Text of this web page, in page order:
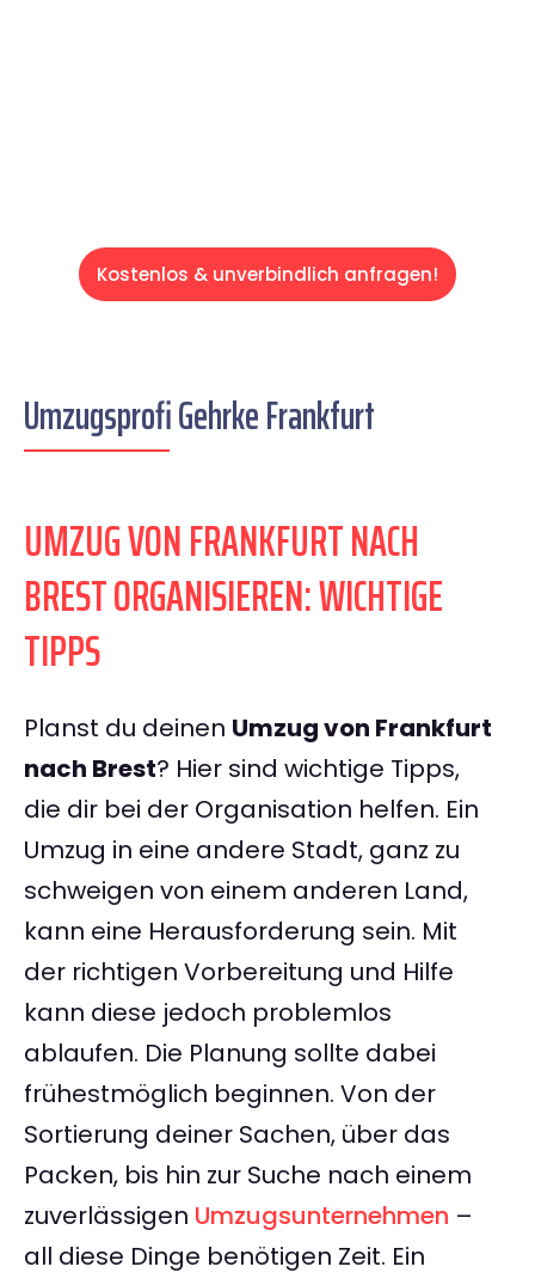
Kostenlos & unverbindlich anfragen!
Umzugsprofi Gehrke Frankfurt
UMZUG VON FRANKFURT NACH
BREST ORGANISIEREN: WICHTIGE
TIPPS
Planst du deinen Umzug von Frankfurt
nach Brest? Hier sind wichtige Tipps,
die dir bei der Organisation helfen. Ein
Umzug in eine andere Stadt, ganz zu
schweigen von einem anderen Land,
kann eine Herausforderung sein. Mit
der richtigen Vorbereitung und Hilfe
kann diese jedoch problemlos
ablaufen. Die Planung sollte dabei
frühestmöglich beginnen. Von der
Sortierung deiner Sachen, über das
Packen, bis hin zur Suche nach einem
zuverlässigen Umzugsunternehmen –
all diese Dinge benötigen Zeit. Ein